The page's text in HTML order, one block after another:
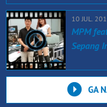
10 JUL.
MPM
Sepang
GA